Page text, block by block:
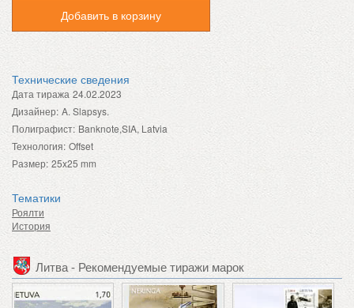
Добавить в корзину
Технические сведения
Дата тиража 24.02.2023
Дизайнер: A. Slapsys.
Полиграфист: Banknote,SIA, Latvia
Технология: Offset
Размер: 25x25 mm
Тематики
Роялти
История
Литва - Рекомендуемые тиражи марок